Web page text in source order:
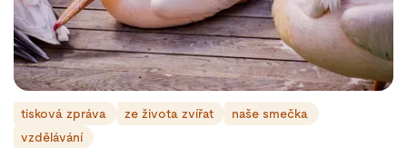
tisková zpráva ze života zvířat
naše smečka
vzdělávání